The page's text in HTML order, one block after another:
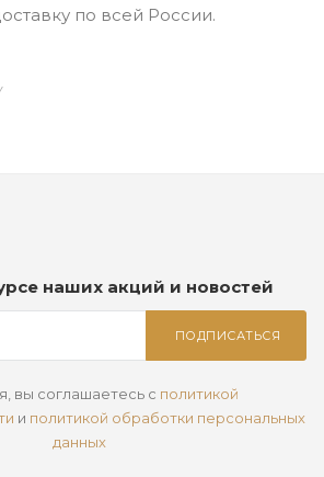
по всей России.
наших акций и новостей
ПОДПИСАТЬСЯ
вы соглашаетесь с политикой
и политикой обработки персональных
данных